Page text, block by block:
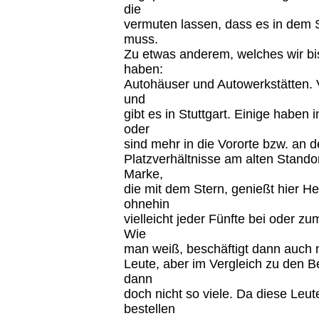
die
vermuten lassen, dass es in dem
muss.
Zu etwas anderem, welches wir
haben:
Autohäuser und
und
gibt es in Stuttgart. Einige haben
oder
sind mehr in die Vororte bzw. an
Platzverhältnisse am alten
Marke,
die mit dem Stern, genießt hier
ohnehin
vielleicht jeder Fünfte bei oder
Wie
man weiß, beschäftigt dann auch
Leute, aber im Vergleich zu den
dann
doch nicht so viele. Da diese
bestellen